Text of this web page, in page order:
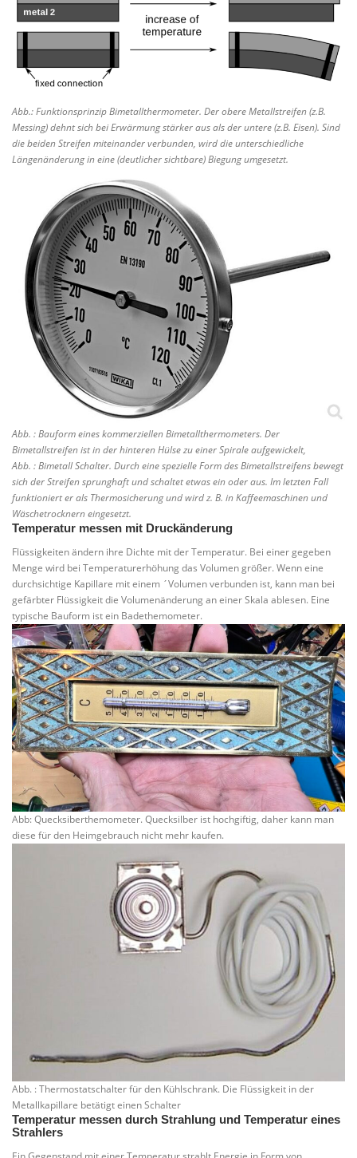
Abb.: Funktionsprinzip Bimetallthermometer. Der obere Metallstreifen (z.B.
Messing) dehnt sich bei Erwärmung stärker aus als der untere (z.B. Eisen). Sind
die beiden Streifen miteinander verbunden, wird die unterschiedliche
Längenänderung in eine (deutlicher sichtbare) Biegung umgesetzt.
Abb. : Bauform eines kommerziellen Bimetallthermometers. Der
Bimetallstreifen ist in der hinteren Hülse zu einer Spirale aufgewickelt,
Abb. : Bimetall Schalter. Durch eine spezielle Form des Bimetallstreifens bewegt
sich der Streifen sprunghaft und schaltet etwas ein oder aus. Im letzten Fall
funktioniert er als Thermosicherung und wird z. B. in Kaffeemaschinen und
Wäschetrocknern eingesetzt.
Temperatur messen mit Druckänderung
Flüssigkeiten ändern ihre Dichte mit der Temperatur. Bei einer gegeben
Menge wird bei Temperaturerhöhung das Volumen größer. Wenn eine
durchsichtige Kapillare mit einem ´Volumen verbunden ist, kann man bei
gefärbter Flüssigkeit die Volumenänderung an einer Skala ablesen. Eine
typische Bauform ist ein Badethemometer.
Abb: Quecksiberthemometer. Quecksilber ist hochgiftig, daher kann man
diese für den Heimgebrauch nicht mehr kaufen.
Abb. : Thermostatschalter für den Kühlschrank. Die Flüssigkeit in der
Metallkapillare betätigt einen Schalter
Temperatur messen durch Strahlung und Temperatur eines
Strahlers